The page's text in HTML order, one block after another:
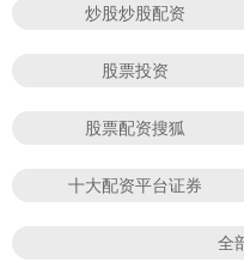
炒股炒股配资
股票投资
股票配资搜狐
十大配资平台证券
全